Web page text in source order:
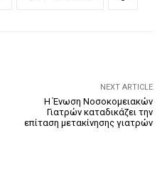
NEXT ARTICLE
Η Ένωση Νοσοκομειακών
Γιατρών καταδικάζει την
επίταση μετακίνησης γιατρών